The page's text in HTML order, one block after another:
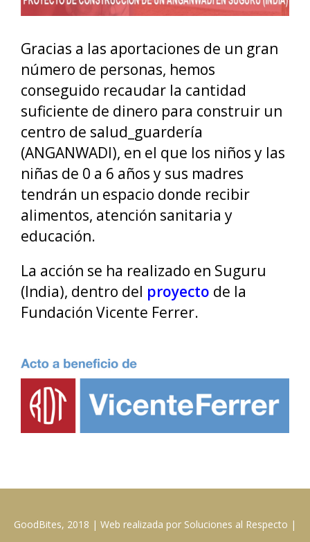
Gracias a las aportaciones de un gran
número de personas, hemos
conseguido recaudar la cantidad
suficiente de dinero para construir un
centro de salud_guardería
(ANGANWADI), en el que los niños y las
niñas de 0 a 6 años y sus madres
tendrán un espacio donde recibir
alimentos, atención sanitaria y
educación.
La acción se ha realizado en Suguru
(India), dentro del proyecto de la
Fundación Vicente Ferrer.
GoodBites, 2018 | Web realizada por Soluciones al Respecto |